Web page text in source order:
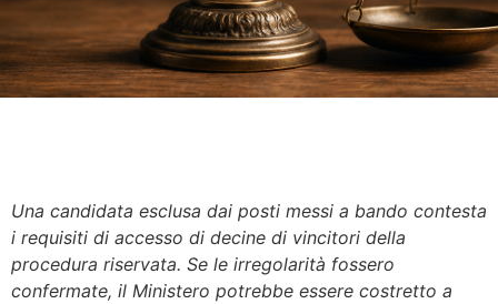
Una candidata esclusa dai posti messi a bando contesta
i requisiti di accesso di decine di vincitori della
procedura riservata. Se le irregolarità fossero
confermate, il Ministero potrebbe essere costretto a